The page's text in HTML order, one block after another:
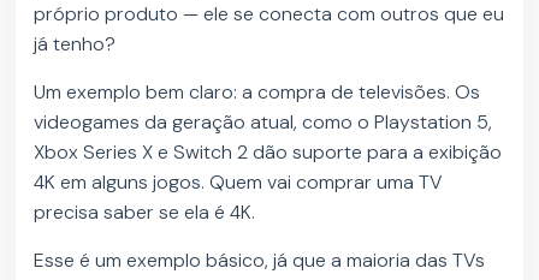
próprio produto — ele se conecta com outros que eu
já tenho?
Um exemplo bem claro: a compra de televisões. Os
videogames da geração atual, como o Playstation 5,
Xbox Series X e Switch 2 dão suporte para a exibição
4K em alguns jogos. Quem vai comprar uma TV
precisa saber se ela é 4K.
Esse é um exemplo básico, já que a maioria das TVs